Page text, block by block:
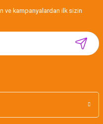
ve kampanyalardan ilk sizin